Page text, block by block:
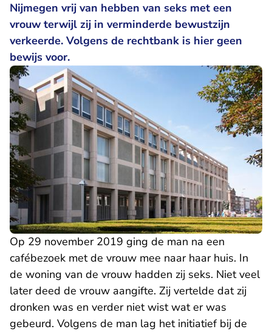
Nijmegen vrij van hebben van seks met een
vrouw terwijl zij in verminderde bewustzijn
verkeerde. Volgens de rechtbank is hier geen
bewijs voor.
Op 29 november 2019 ging de man na een
cafébezoek met de vrouw mee naar haar huis. In
de woning van de vrouw hadden zij seks. Niet veel
later deed de vrouw aangifte. Zij vertelde dat zij
dronken was en verder niet wist wat er was
gebeurd. Volgens de man lag het initiatief bij de